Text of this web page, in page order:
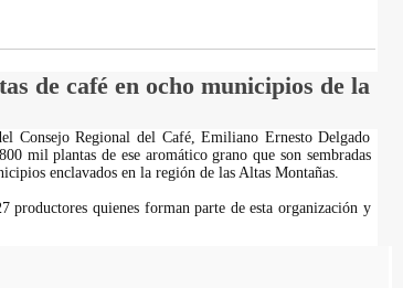
de café en ocho municipios de la
Consejo Regional del Café, Emiliano Ernesto Delgado
mil plantas de ese aromático grano que son sembradas
enclavados en la región de las Altas Montañas.
productores quienes forman parte de esta organización y